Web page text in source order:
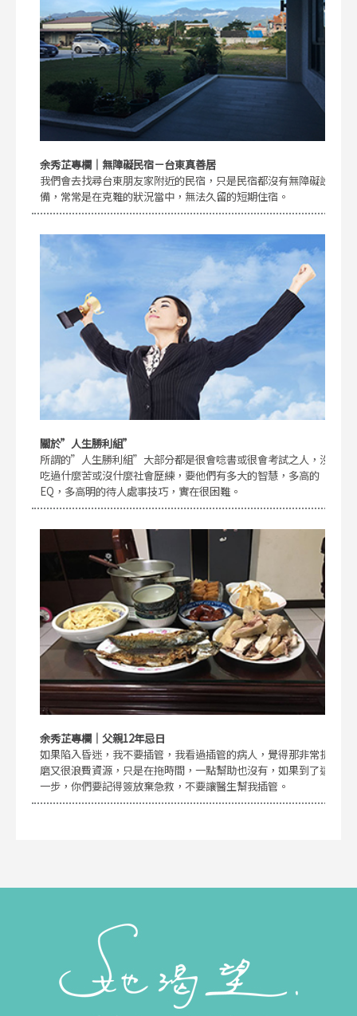
余秀芷專欄｜無障礙民宿－台東真善居
我們會去找尋台東朋友家附近的民宿，只是民宿都沒有無障礙設
備，常常是在克難的狀況當中，無法久留的短期住宿。
關於”人生勝利組”
所謂的”人生勝利組”大部分都是很會唸書或很會考試之人，沒
吃過什麼苦或沒什麼社會歷練，要他們有多大的智慧，多高的
EQ，多高明的待人處事技巧，實在很困難。
余秀芷專欄｜父親12年忌日
如果陷入昏迷，我不要插管，我看過插管的病人，覺得那非常折
磨又很浪費資源，只是在拖時間，一點幫助也沒有，如果到了這
一步，你們要記得簽放棄急救，不要讓醫生幫我插管。